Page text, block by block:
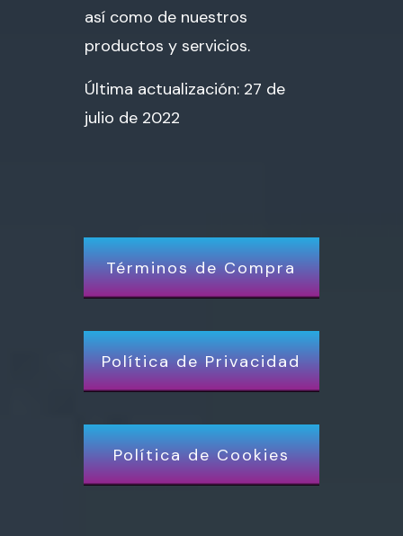
así como de nuestros
productos y servicios.
Última actualización: 27 de
julio de 2022
Términos de Compra
Política de Privacidad
Política de Cookies